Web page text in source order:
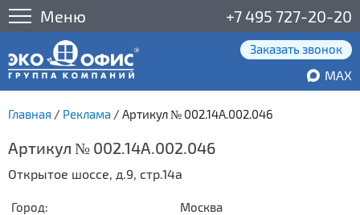
Меню +7 495 727-20-20
Заказать звонок
MAX
Главная / Реклама /Артикул № 002.14А.002.046
Артикул № 002.14А.002.046
Открытое шоссе, д.9, стр.14а
Город:
Москва